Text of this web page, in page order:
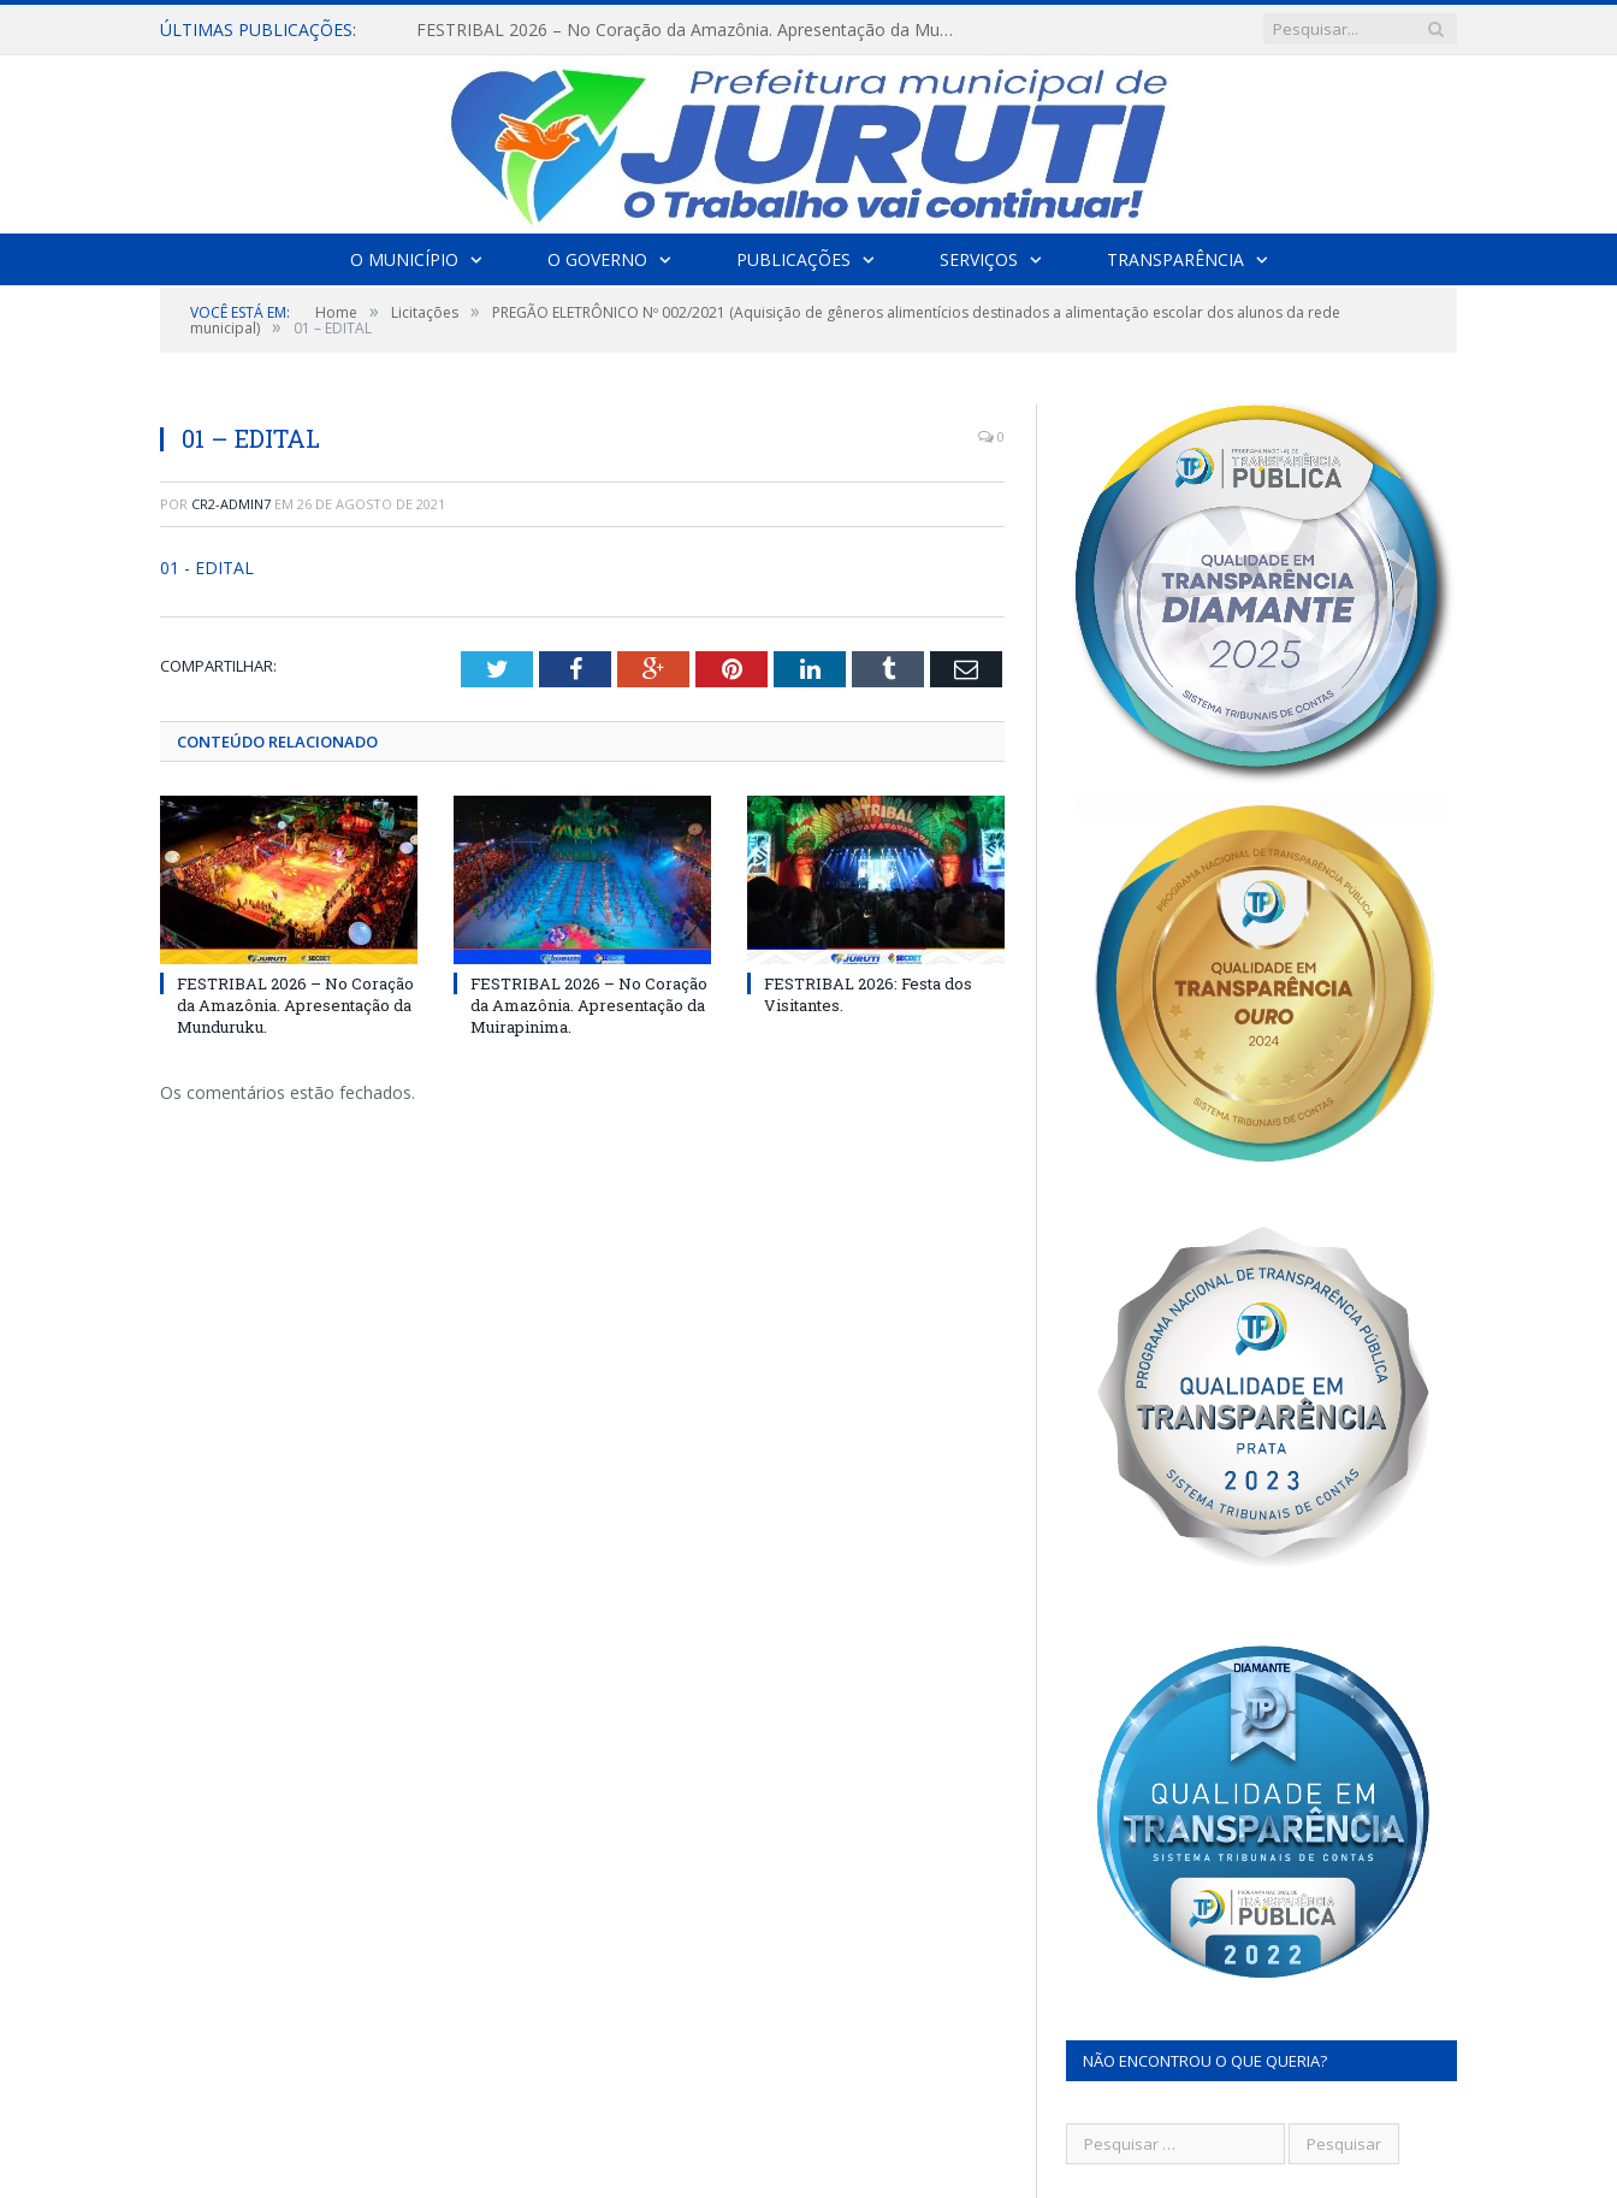
ÚLTIMAS PUBLICAÇÕES: FESTRIBAL 2026 – No Coração da Amazônia. Apresentação da Munduruku.
O MUNICÍPIO O GOVERNO PUBLICAÇÕES SERVIÇOS TRANSPARÊNCIA
VOCÊ ESTÁ EM: Home » Licitações » PREGÃO ELETRÔNICO Nº 002/2021 (Aquisição de gêneros alimentícios destinados a alimentação escolar dos alunos da rede
municipal) » 01 – EDITAL
01 – EDITAL 0
POR CR2-ADMIN7 EM 26 DE AGOSTO DE 2021
01 - EDITAL
COMPARTILHAR: TwitterFacebookGoogle+PinterestLinkedInTumblr Email
CONTEÚDO RELACIONADO
FESTRIBAL 2026 – No Coração
da Amazônia. Apresentação da
Munduruku.
FESTRIBAL 2026 – No Coração
da Amazônia. Apresentação da
Muirapinima.
FESTRIBAL 2026: Festa dos
Visitantes.
Os comentários estão fechados.
NÃO ENCONTROU O QUE QUERIA?